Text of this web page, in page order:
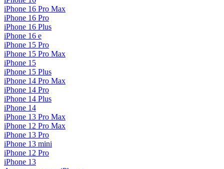
iPhone 16 Pro Max
iPhone 16 Pro
iPhone 16 Plus
iPhone 16 e
iPhone 15 Pro
iPhone 15 Pro Max
iPhone 15
iPhone 15 Plus
iPhone 14 Pro Max
iPhone 14 Pro
iPhone 14 Plus
iPhone 14
iPhone 13 Pro Max
iPhone 12 Pro Max
iPhone 13 Pro
iPhone 13 mini
iPhone 12 Pro
iPhone 13